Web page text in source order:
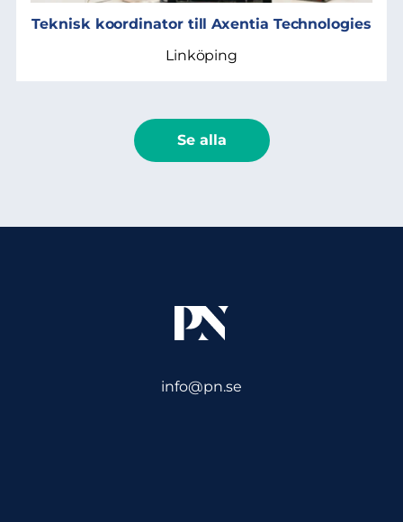
Teknisk koordinator till Axentia Technologies
Linköping
Se alla
info@pn.se